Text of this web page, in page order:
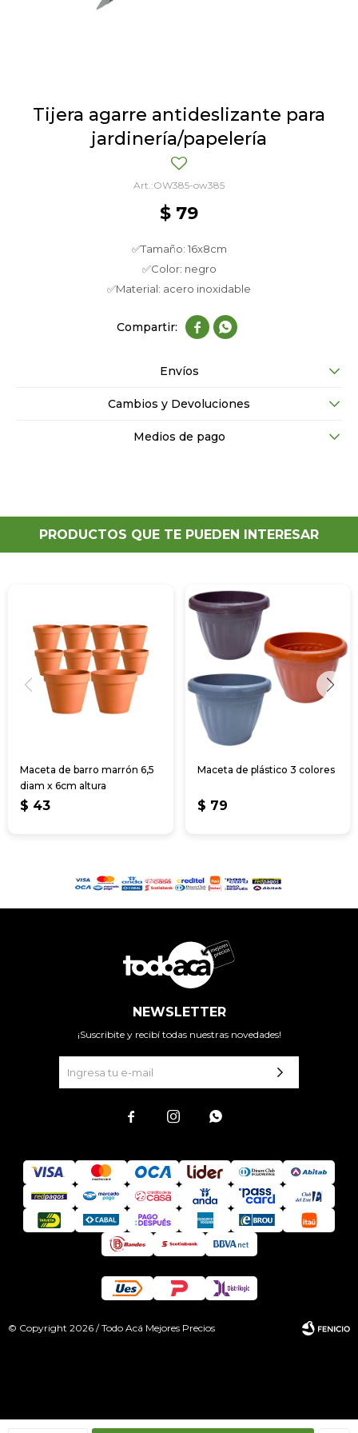
Tijera agarre antideslizante para
jardinería/papelería
OW385-ow385
$ 79
✅Tamaño: 16x8cm
✅Color: negro
✅Material: acero inoxidable
 
Envíos
Cambios y Devoluciones
Medios de pago
PRODUCTOS QUE TE PUEDEN INTERESAR
Maceta de barro marrón 6,5
diam x 6cm altura
$ 43
Maceta de plástico 3 colores
$ 79
NEWSLETTER
¡Suscribite y recibí todas nuestras novedades!
  
© Copyright 2026 / Todo Acá Mejores Precios